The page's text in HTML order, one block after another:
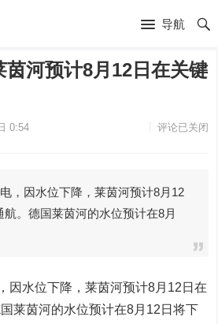
导航
茵河预计8月12日在关键
0:54 评论已关闭
因水位下降，莱茵河预计8月12
航。德国莱茵河的水位预计在8月
水位下降，莱茵河预计8月12日在
莱茵河的水位预计在8月12日将下